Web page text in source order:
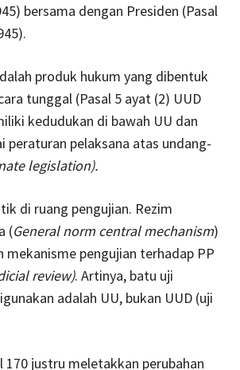
bersama dengan Presiden (Pasal
produk hukum yang dibentuk
tunggal (Pasal 5 ayat (2) UUD
kedudukan di bawah UU dan
peraturan pelaksana atas undang-
legislation).
di ruang pengujian. Rezim
(General norm central mechanism)
mekanisme pengujian terhadap PP
review). Artinya, batu uji
adalah UU, bukan UUD (uji
170 justru meletakkan perubahan